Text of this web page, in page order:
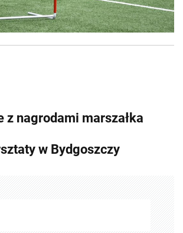
z nagrodami marszałka
w Bydgoszczy